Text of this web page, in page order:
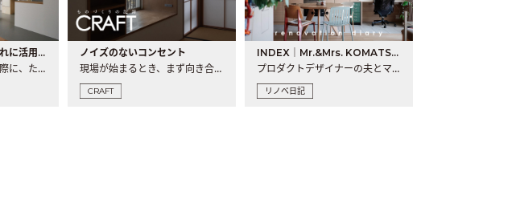
動かせない柱はおしゃれに活用！柱を魅せるリノベーション(リノベ)4選
間取り変更を検討する際に、たびたび皆さんの頭を悩ませる動か..
ノイズのないコンセント
現場が始まるとき、まず向き合うものの一つがコンセントです..
CRAFT
INDEX｜Mr.&Mrs. KOMATSU renovation diary
プロダクトデザイナーの夫とマーチャンダイザーの妻が、夫婦で..
リノベ日記